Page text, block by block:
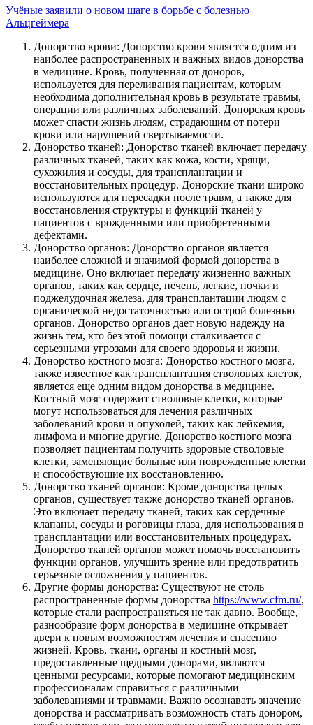
Учёные заявили о новом шаге в борьбе с болезнью
Альцгеймера
Донорство крови: Донорство крови является одним из
наиболее распространенных и важных видов донорства
в медицине. Кровь, полученная от доноров,
используется для переливания пациентам, которым
необходима дополнительная кровь в результате травмы,
операции или различных заболеваний. Донорская кровь
может спасти жизнь людям, страдающим от потери
крови или нарушений свертываемости.
Донорство тканей: Донорство тканей включает передачу
различных тканей, таких как кожа, кости, хрящи,
сухожилия и сосуды, для трансплантации и
восстановительных процедур. Донорские ткани широко
используются для пересадки после травм, а также для
восстановления структуры и функций тканей у
пациентов с врожденными или приобретенными
дефектами.
Донорство органов: Донорство органов является
наиболее сложной и значимой формой донорства в
медицине. Оно включает передачу жизненно важных
органов, таких как сердце, печень, легкие, почки и
поджелудочная железа, для трансплантации людям с
органической недостаточностью или острой болезнью
органов. Донорство органов дает новую надежду на
жизнь тем, кто без этой помощи сталкивается с
серьезными угрозами для своего здоровья и жизни.
Донорство костного мозга: Донорство костного мозга,
также известное как трансплантация стволовых клеток,
является еще одним видом донорства в медицине.
Костный мозг содержит стволовые клетки, которые
могут использоваться для лечения различных
заболеваний крови и опухолей, таких как лейкемия,
лимфома и многие другие. Донорство костного мозга
позволяет пациентам получить здоровые стволовые
клетки, заменяющие больные или поврежденные клетки
и способствующие их восстановлению.
Донорство тканей органов: Кроме донорства целых
органов, существует также донорство тканей органов.
Это включает передачу тканей, таких как сердечные
клапаны, сосуды и роговицы глаза, для использования в
трансплантации или восстановительных процедурах.
Донорство тканей органов может помочь восстановить
функции органов, улучшить зрение или предотвратить
серьезные осложнения у пациентов.
Другие формы донорства: Существуют не столь
распространенные формы донорства https://www.cfm.ru/,
которые стали распространяться не так давно. Вообще,
разнообразие форм донорства в медицине открывает
двери к новым возможностям лечения и спасению
жизней. Кровь, ткани, органы и костный мозг,
предоставленные щедрыми донорами, являются
ценными ресурсами, которые помогают медицинским
профессионалам справиться с различными
заболеваниями и травмами. Важно осознавать значение
донорства и рассматривать возможность стать донором,